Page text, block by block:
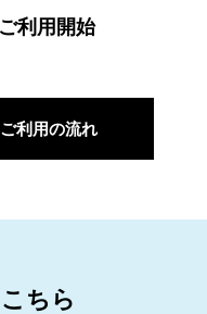
利用開始
利用の流れ
ちら